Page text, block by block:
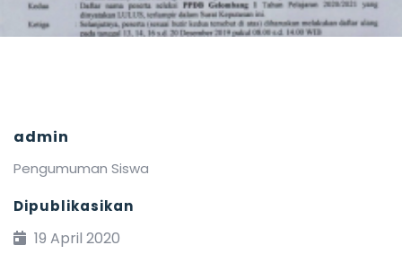
admin
Pengumuman Siswa
Dipublikasikan
19 April 2020